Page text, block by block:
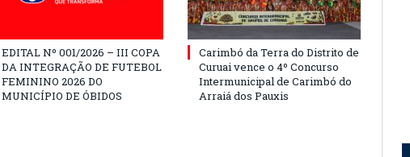
EDITAL Nº 001/2026 – III COPA
DA INTEGRAÇÃO DE FUTEBOL
FEMININO 2026 DO
MUNICÍPIO DE ÓBIDOS
Carimbó da Terra do Distrito de
Curuai vence o 4º Concurso
Intermunicipal de Carimbó do
Arraiá dos Pauxis